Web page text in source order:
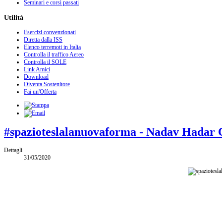
Seminari e corsi passati
Utilità
Esercizi convenzionati
Diretta dalla ISS
Elenco terremoti in Italia
Controlla il traffico Aereo
Controlla il SOLE
Link Amici
Download
Diventa Sostenitore
Fai un'Offerta
#spazioteslalanuovaforma - Nadav Hadar
Dettagli
31/05/2020